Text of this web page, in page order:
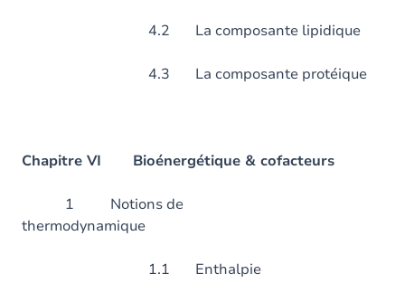
4.2 La composante lipidique
4.3 La composante protéique
Chapitre VI Bioénergétique & cofacteurs
1 Notions de
1.1 Enthalpie